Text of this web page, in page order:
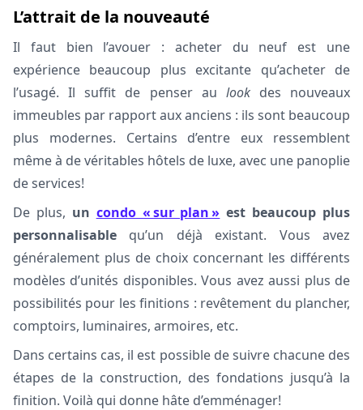
L’attrait de la nouveauté
Il faut bien l’avouer : acheter du neuf est une
expérience beaucoup plus excitante qu’acheter de
l’usagé. Il suffit de penser au lookdes nouveaux
immeubles par rapport aux anciens : ils sont beaucoup
plus modernes. Certains d’entre eux ressemblent
même à de véritables hôtels de luxe, avec une panoplie
de services!
De plus, un condo « sur plan » est beaucoup plus
personnalisable qu’un déjà existant. Vous avez
généralement plus de choix concernant les différents
modèles d’unités disponibles. Vous avez aussi plus de
possibilités pour les finitions : revêtement du plancher,
comptoirs, luminaires, armoires, etc.
Dans certains cas, il est possible de suivre chacune des
étapes de la construction, des fondations jusqu’à la
finition. Voilà qui donne hâte d’emménager!